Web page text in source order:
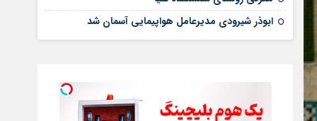
ابوذر شیرودی مدیرعامل هواپیمایی آسمان شد